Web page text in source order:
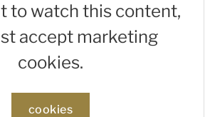
to watch this content,
accept marketing
cookies.
cookies